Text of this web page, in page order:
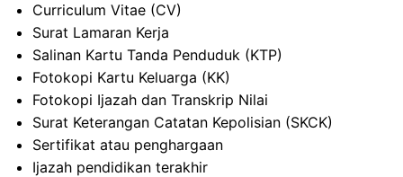
Curriculum Vitae (CV)
Surat Lamaran Kerja
Salinan Kartu Tanda Penduduk (KTP)
Fotokopi Kartu Keluarga (KK)
Fotokopi Ijazah dan Transkrip Nilai
Surat Keterangan Catatan Kepolisian (SKCK)
Sertifikat atau penghargaan
Ijazah pendidikan terakhir